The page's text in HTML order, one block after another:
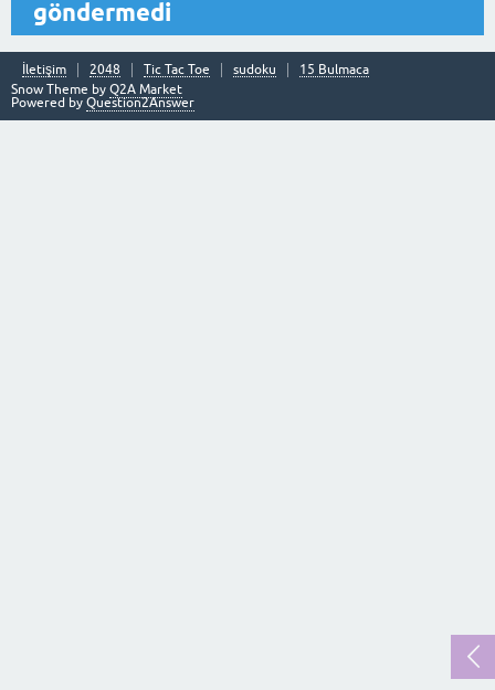
göndermedi
İletişim 2048 Tic Tac Toe sudoku
15 Bulmaca
Snow Theme by Q2A Market
Powered by Question2Answer